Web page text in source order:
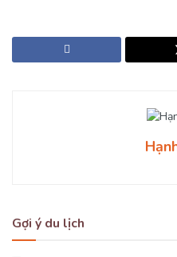
Gợi ý du lịch